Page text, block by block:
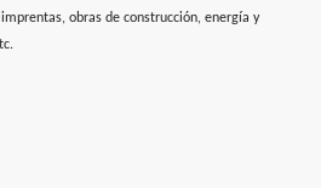
obras de construcción, energía y